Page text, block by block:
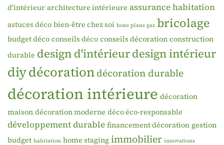
d'intérieur architecture intérieure assurance habitation
astuces déco bien-être chez soi bons plans gaz bricolage
budget déco conseils déco conseils décoration construction
durable design d'intérieurdesign intérieur
diydécorationdécoration durable
décoration intérieure décoration
maison décoration moderne déco éco-responsable
développement durable financement décoration gestion
budget habitation home staging immobilier innovations